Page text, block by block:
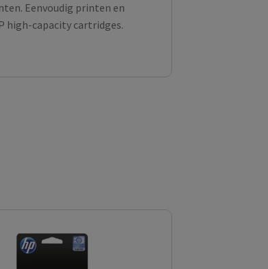
Eenvoudig printen en
high-capacity cartridges.